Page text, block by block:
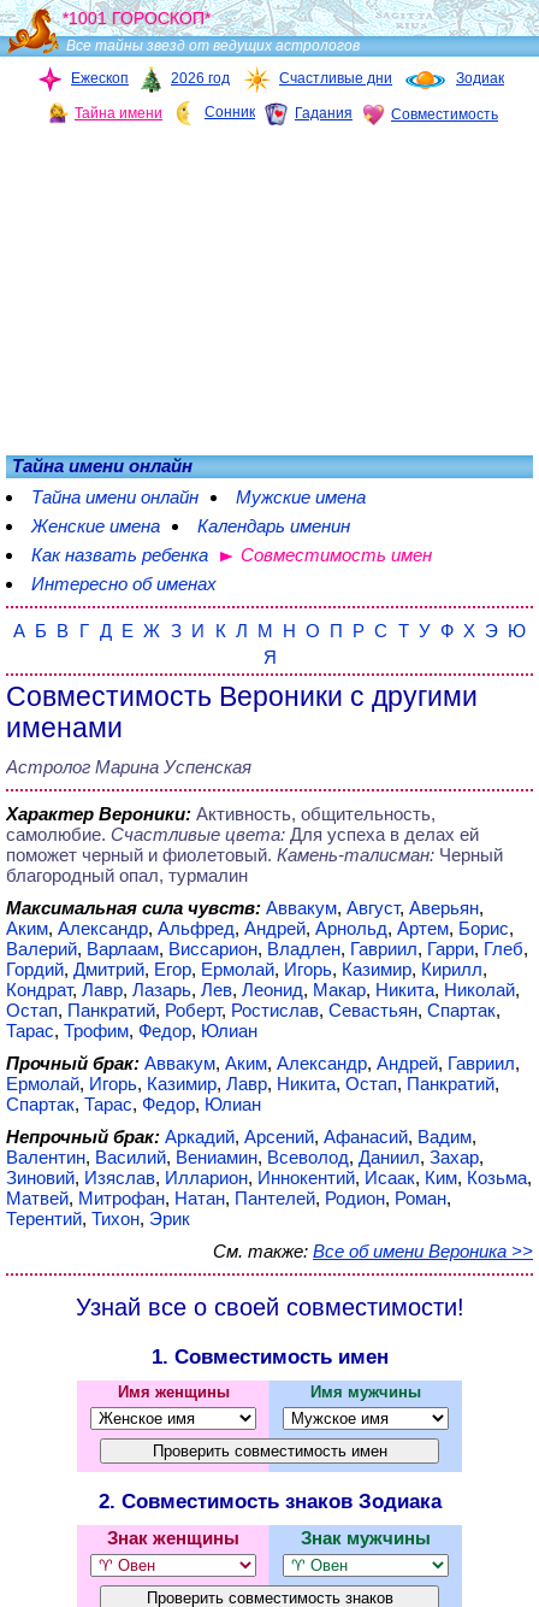
*1001 ГОРОСКОП*
Все тайны звезд от ведущих астрологов
Ежескоп
2026 год Счастливые дни Зодиак
Тайна имени Сонник Гадания Совместимость
Тайна имени онлайн
Тайна имени онлайн
Мужские имена
Женские имена
Календарь именин
Как назвать ребенка
Совместимость имен
Интересно об именах
А Б В Г Д Е Ж З И К Л М Н О П Р С Т У Ф Х Э Ю
Я
Совместимость Вероники с другими
именами
Астролог Марина Успенская
Характер Вероники: Активность, общительность,
самолюбие. Счастливые цвета: Для успеха в делах ей
поможет черный и фиолетовый. Камень-талисман: Черный
благородный опал, турмалин
Максимальная сила чувств: Аввакум, Август, Аверьян,
Аким, Александр, Альфред, Андрей, Арнольд, Артем, Борис,
Валерий, Варлаам, Виссарион, Владлен, Гавриил, Гарри, Глеб,
Гордий, Дмитрий, Егор, Ермолай, Игорь, Казимир, Кирилл,
Кондрат, Лавр, Лазарь, Лев, Леонид, Макар, Никита, Николай,
Остап, Панкратий, Роберт, Ростислав, Севастьян, Спартак,
Тарас, Трофим, Федор, Юлиан
Прочный брак: Аввакум, Аким, Александр, Андрей, Гавриил,
Ермолай, Игорь, Казимир, Лавр, Никита, Остап, Панкратий,
Спартак, Тарас, Федор, Юлиан
Непрочный брак: Аркадий, Арсений, Афанасий, Вадим,
Валентин, Василий, Вениамин, Всеволод, Даниил, Захар,
Зиновий, Изяслав, Илларион, Иннокентий, Исаак, Ким, Козьма,
Матвей, Митрофан, Натан, Пантелей, Родион, Роман,
Терентий, Тихон, Эрик
См. также: Все об имени Вероника >>
Узнай все о своей совместимости!
1. Совместимость имен
Имя женщины Имя мужчины
2. Совместимость знаков Зодиака
Знак женщины Знак мужчины